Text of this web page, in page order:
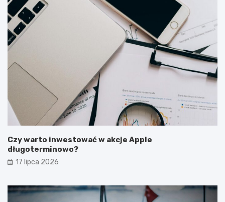
Czy warto inwestować w akcje Apple
długoterminowo?
17 lipca 2026